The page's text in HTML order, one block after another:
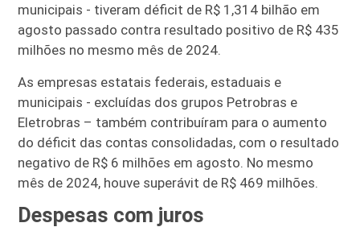
municipais - tiveram déficit de R$ 1,314 bilhão em
agosto passado contra resultado positivo de R$ 435
milhões no mesmo mês de 2024.
As empresas estatais federais, estaduais e
municipais - excluídas dos grupos Petrobras e
Eletrobras – também contribuíram para o aumento
do déficit das contas consolidadas, com o resultado
negativo de R$ 6 milhões em agosto. No mesmo
mês de 2024, houve superávit de R$ 469 milhões.
Despesas com juros